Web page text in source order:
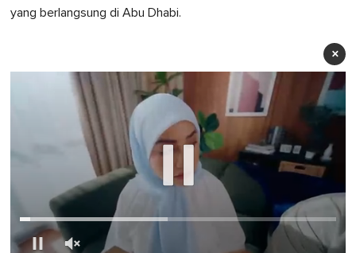
yang berlangsung di Abu Dhabi.
×